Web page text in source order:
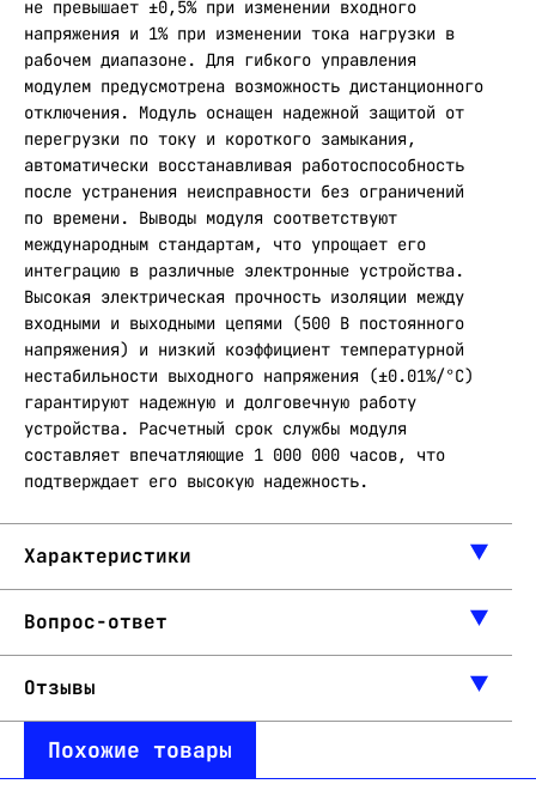
не превышает ±0,5% при изменении входного
напряжения и 1% при изменении тока нагрузки в
рабочем диапазоне. Для гибкого управления
модулем предусмотрена возможность дистанционного
отключения. Модуль оснащен надежной защитой от
перегрузки по току и короткого замыкания,
автоматически восстанавливая работоспособность
после устранения неисправности без ограничений
по времени. Выводы модуля соответствуют
международным стандартам, что упрощает его
интеграцию в различные электронные устройства.
Высокая электрическая прочность изоляции между
входными и выходными цепями (500 В постоянного
напряжения) и низкий коэффициент температурной
нестабильности выходного напряжения (±0.01%/°C)
гарантируют надежную и долговечную работу
устройства. Расчетный срок службы модуля
составляет впечатляющие 1 000 000 часов, что
подтверждает его высокую надежность.
Характеристики
Вопрос-ответ
Отзывы
Похожие товары